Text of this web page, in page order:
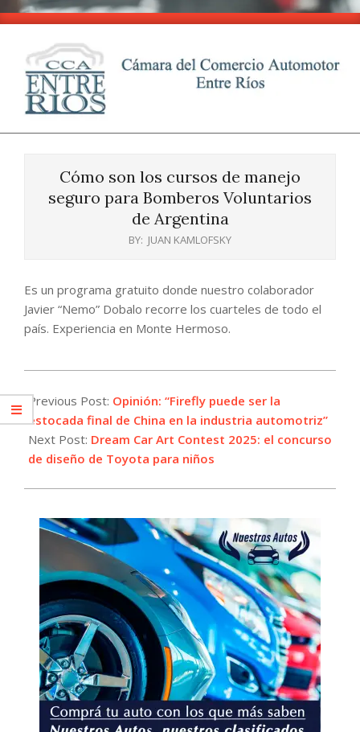
Skip
content
CCA
Entre
Ríos
Cómo son los cursos de manejo
seguro para Bomberos Voluntarios
de Argentina
BY: JUAN KAMLOFSKY
Es un programa gratuito donde nuestro colaborador
Javier “Nemo” Dobalo recorre los cuarteles de todo el
país. Experiencia en Monte Hermoso.
01-
15
Previous Post: Opinión: “Firefly puede ser la
estocada final de China en la industria automotriz”
Next Post: Dream Car Art Contest 2025: el concurso
de diseño de Toyota para niños